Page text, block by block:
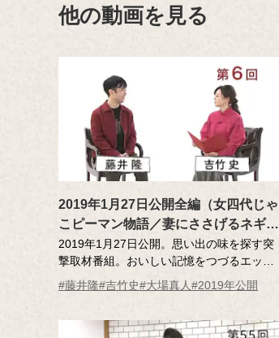
他の動画を見る
2019年1月27日公開全編（女四代じゃ
こピーマン物語／妻にささげるネギ焼
き／追跡！まるめろの謎）第6回
2019年1月27日公開。思い出の味を探す突
撃取材番組。おいしい記憶をつづるエッセ
ーを読んだ調査員が、記憶さん（エッセー
作者）とともにその味を再現！スタジオか
さん。藤井さんは自分がもしもロケに行け
#藤井隆#吉竹史#大場真人#2019年公開